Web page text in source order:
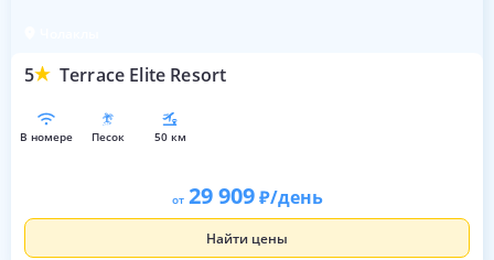
5 Terrace Elite Resort
в номере песок 50 км
от 29 909 /день
Найти цены